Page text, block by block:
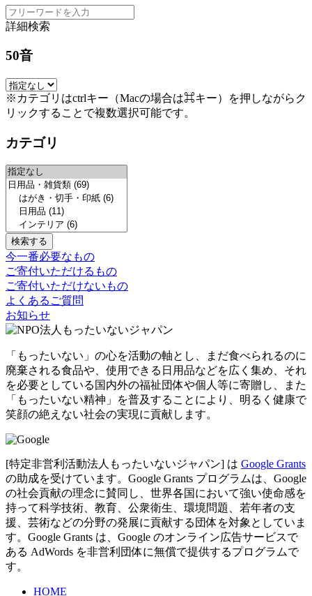
詳細検索
50音
※カテゴリはctrlキー（Macの場合は⌘キー）を押しながらク
リックすることで複数選択可能です。
カテゴリ
今一番必要なもの
ご寄付いただけるもの
ご寄付いただけないもの
よくあるご質問
お知らせ
「もったいない」の心を活動の軸とし、まだ食べられるのに
廃棄される食品や、使用できる日用品などを広く集め、それ
を必要としている国内外の福祉団体や個人等に寄贈し、また
「もったいない精神」を普及することにより、明るく健康で
笑顔の絶えない社会の実現に貢献します。
[特定非営利活動法人もったいないジャパン] は Google Grants
の助成を受けています。Google Grants プログラムは、Google
の社会貢献の理念に賛同し、世界各国において強い使命感を
持って科学技術、教育、公衆衛生、環境問題、若年者の支
援、芸術などの分野の発展に貢献する団体を対象としていま
す。Google Grants は、Google のオンライン広告サービスで
ある AdWords を非営利団体に無償で提供するプログラムで
す。
HOME